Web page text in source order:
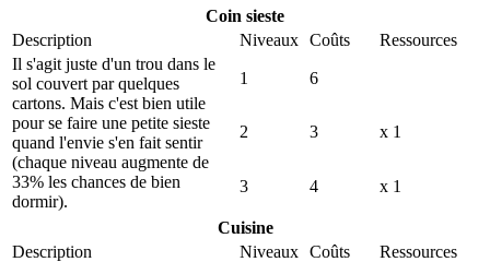
Coin sieste
Description
Niveaux Coûts
Ressources
Il s'agit juste d'un trou dans le
sol couvert par quelques
cartons. Mais c'est bien utile
pour se faire une petite sieste
quand l'envie s'en fait sentir
(chaque niveau augmente de
33% les chances de bien
dormir).
1 6
2 3 x 1
3 4 x 1
Cuisine
Description
Niveaux Coûts
Ressources